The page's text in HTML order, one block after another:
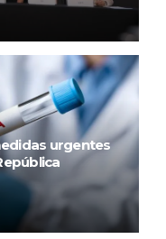
urgentes